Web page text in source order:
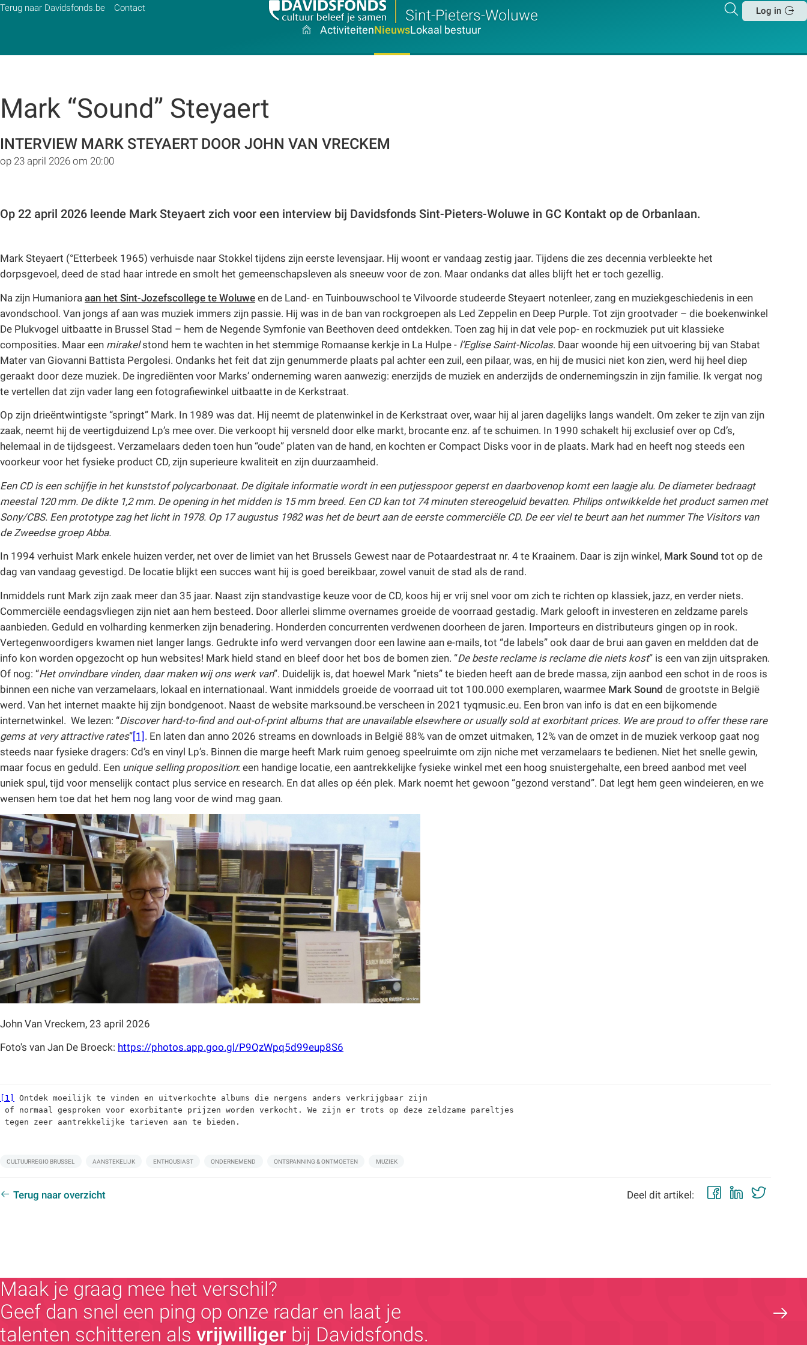
Terug naar Davidsfonds.be Contact Sint-Pieters-Woluwe Zoeken
Log in
ActiviteitenNieuwsLokaal bestuur
Mark “Sound” Steyaert
INTERVIEW MARK STEYAERT DOOR JOHN VAN VRECKEM
op 23 april 2026 om 20:00
Op 22 april 2026 leende Mark Steyaert zich voor een interview bij Davidsfonds Sint-Pieters-Woluwe in GC Kontakt op de Orbanlaan.
Mark Steyaert (°Etterbeek 1965) verhuisde naar Stokkel tijdens zijn eerste levensjaar. Hij woont er vandaag zestig jaar. Tijdens die zes decennia verbleekte het
dorpsgevoel, deed de stad haar intrede en smolt het gemeenschapsleven als sneeuw voor de zon. Maar ondanks dat alles blijft het er toch gezellig.
Na zijn Humaniora aan het Sint-Jozefscollege te Woluwe en de Land- en Tuinbouwschool te Vilvoorde studeerde Steyaert notenleer, zang en muziekgeschiedenis in een
avondschool. Van jongs af aan was muziek immers zijn passie. Hij was in de ban van rockgroepen als Led Zeppelin en Deep Purple. Tot zijn grootvader – die boekenwinkel
De Plukvogel uitbaatte in Brussel Stad – hem de Negende Symfonie van Beethoven deed ontdekken. Toen zag hij in dat vele pop- en rockmuziek put uit klassieke
composities. Maar een mirakelstond hem te wachten in het stemmige Romaanse kerkje in La Hulpe - l’Eglise Saint-Nicolas. Daar woonde hij een uitvoering bij van Stabat
Mater van Giovanni Battista Pergolesi. Ondanks het feit dat zijn genummerde plaats pal achter een zuil, een pilaar, was, en hij de musici niet kon zien, werd hij heel diep
geraakt door deze muziek. De ingrediënten voor Marks’ onderneming waren aanwezig: enerzijds de muziek en anderzijds de ondernemingszin in zijn familie. Ik vergat nog
te vertellen dat zijn vader lang een fotografiewinkel uitbaatte in de Kerkstraat.
Op zijn drieëntwintigste “springt” Mark. In 1989 was dat. Hij neemt de platenwinkel in de Kerkstraat over, waar hij al jaren dagelijks langs wandelt. Om zeker te zijn van zijn
zaak, neemt hij de veertigduizend Lp’s mee over. Die verkoopt hij versneld door elke markt, brocante enz. af te schuimen. In 1990 schakelt hij exclusief over op Cd’s,
helemaal in de tijdsgeest. Verzamelaars deden toen hun “oude” platen van de hand, en kochten er Compact Disks voor in de plaats. Mark had en heeft nog steeds een
voorkeur voor het fysieke product CD, zijn superieure kwaliteit en zijn duurzaamheid.
Een CD is een schijfje in het kunststof polycarbonaat. De digitale informatie wordt in een putjesspoor geperst en daarbovenop komt een laagje alu. De diameter bedraagt
meestal 120 mm. De dikte 1,2 mm. De opening in het midden is 15 mm breed. Een CD kan tot 74 minuten stereogeluid bevatten. Philips ontwikkelde het product samen met
Sony/CBS. Een prototype zag het licht in 1978. Op 17 augustus 1982 was het de beurt aan de eerste commerciële CD. De eer viel te beurt aan het nummer The Visitors van
de Zweedse groep Abba.
In 1994 verhuist Mark enkele huizen verder, net over de limiet van het Brussels Gewest naar de Potaardestraat nr. 4 te Kraainem. Daar is zijn winkel, Mark Sound tot op de
dag van vandaag gevestigd. De locatie blijkt een succes want hij is goed bereikbaar, zowel vanuit de stad als de rand.
Inmiddels runt Mark zijn zaak meer dan 35 jaar. Naast zijn standvastige keuze voor de CD, koos hij er vrij snel voor om zich te richten op klassiek, jazz, en verder niets.
Commerciële eendagsvliegen zijn niet aan hem besteed. Door allerlei slimme overnames groeide de voorraad gestadig. Mark gelooft in investeren en zeldzame parels
aanbieden. Geduld en volharding kenmerken zijn benadering. Honderden concurrenten verdwenen doorheen de jaren. Importeurs en distributeurs gingen op in rook.
Vertegenwoordigers kwamen niet langer langs. Gedrukte info werd vervangen door een lawine aan e-mails, tot “de labels” ook daar de brui aan gaven en meldden dat de
info kon worden opgezocht op hun websites! Mark hield stand en bleef door het bos de bomen zien. “De beste reclame is reclame die niets kost” is een van zijn uitspraken.
Of nog: “Het onvindbare vinden, daar maken wij ons werk van”. Duidelijk is, dat hoewel Mark “niets” te bieden heeft aan de brede massa, zijn aanbod een schot in de roos is
binnen een niche van verzamelaars, lokaal en internationaal. Want inmiddels groeide de voorraad uit tot 100.000 exemplaren, waarmee Mark Sound de grootste in België
werd. Van het internet maakte hij zijn bondgenoot. Naast de website marksound.be verscheen in 2021 tyqmusic.eu. Een bron van info is dat en een bijkomende
internetwinkel. We lezen: “Discover hard-to-find and out-of-print albums that are unavailable elsewhere or usually sold at exorbitant prices. We are proud to offer these rare
gems at very attractive rates”[1]. En laten dan anno 2026 streams en downloads in België 88% van de omzet uitmaken, 12% van de omzet in de muziek verkoop gaat nog
steeds naar fysieke dragers: Cd’s en vinyl Lp’s. Binnen die marge heeft Mark ruim genoeg speelruimte om zijn niche met verzamelaars te bedienen. Niet het snelle gewin,
maar focus en geduld. Een unique selling proposition: een handige locatie, een aantrekkelijke fysieke winkel met een hoog snuistergehalte, een breed aanbod met veel
uniek spul, tijd voor menselijk contact plus service en research. En dat alles op één plek. Mark noemt het gewoon “gezond verstand”. Dat legt hem geen windeieren, en we
wensen hem toe dat het hem nog lang voor de wind mag gaan.
John Van Vreckem, 23 april 2026
Foto's van Jan De Broeck: https://photos.app.goo.gl/P9QzWpq5d99eup8S6
[1]
Ontdek moeilijk te vinden en uitverkochte albums die nergens anders verkrijgbaar zijn
of normaal gesproken voor exorbitante prijzen worden verkocht. We zijn er trots op deze zeldzame pareltjes
tegen zeer aantrekkelijke tarieven aan te bieden.
Labels:
CULTUURREGIO BRUSSEL AANSTEKELIJK ENTHOUSIAST ONDERNEMEND ONTSPANNING & ONTMOETEN MUZIEK
Terug naar overzicht Deel dit artikel: Facebook
LinkedIn
Maak je graag mee het verschil?
Geef dan snel een ping op onze radar en laat je
talenten schitteren als vrijwilliger bij Davidsfonds.
Zoek: